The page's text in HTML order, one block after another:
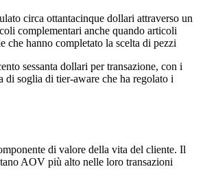
circa ottantacinque dollari attraverso un
complementari anche quando articoli
hanno completato la scelta di pezzi
sessanta dollari per transazione, con i
soglia di tier-aware che ha regolato i
di valore della vita del cliente. Il
AOV più alto nelle loro transazioni